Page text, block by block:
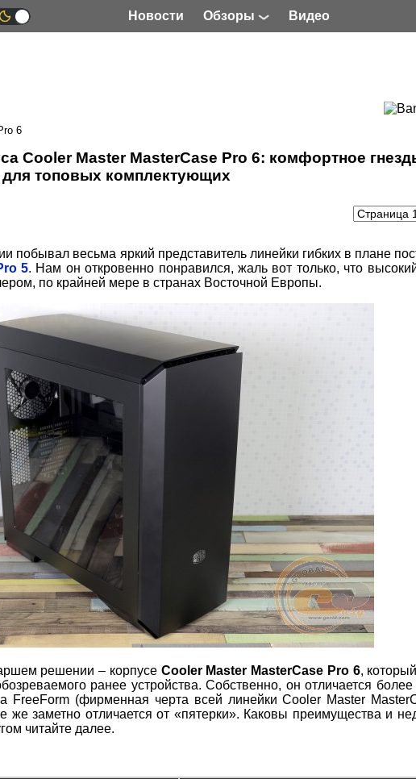
Новости Обзоры Видео
6
Cooler Master MasterCase Pro 6: комфортное
для топовых комплектующих
побывал весьма яркий представитель линейки гибких в плане
5. Нам он откровенно понравился, жаль вот только, что
по крайней мере в странах Восточной Европы.
решении – корпусе Cooler Master MasterCase Pro 6,
ранее устройства. Собственно, он отличается более
FreeForm (фирменная черта всей линейки Cooler Master
же заметно отличается от «пятерки». Каковы преимущества и
читайте далее.